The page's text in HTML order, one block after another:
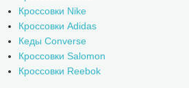
Кроссовки Nike
Кроссовки Adidas
Кеды Converse
Кроссовки Salomon
Кроссовки Reebok